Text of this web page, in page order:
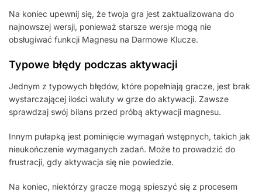
Na koniec upewnij się, że twoja gra jest zaktualizowana do
najnowszej wersji, ponieważ starsze wersje mogą nie
obsługiwać funkcji Magnesu na Darmowe Klucze.
Typowe błędy podczas aktywacji
Jednym z typowych błędów, które popełniają gracze, jest brak
wystarczającej ilości waluty w grze do aktywacji. Zawsze
sprawdzaj swój bilans przed próbą aktywacji magnesu.
Innym pułapką jest pominięcie wymagań wstępnych, takich jak
nieukończenie wymaganych zadań. Może to prowadzić do
frustracji, gdy aktywacja się nie powiedzie.
Na koniec, niektórzy gracze mogą spieszyć się z procesem